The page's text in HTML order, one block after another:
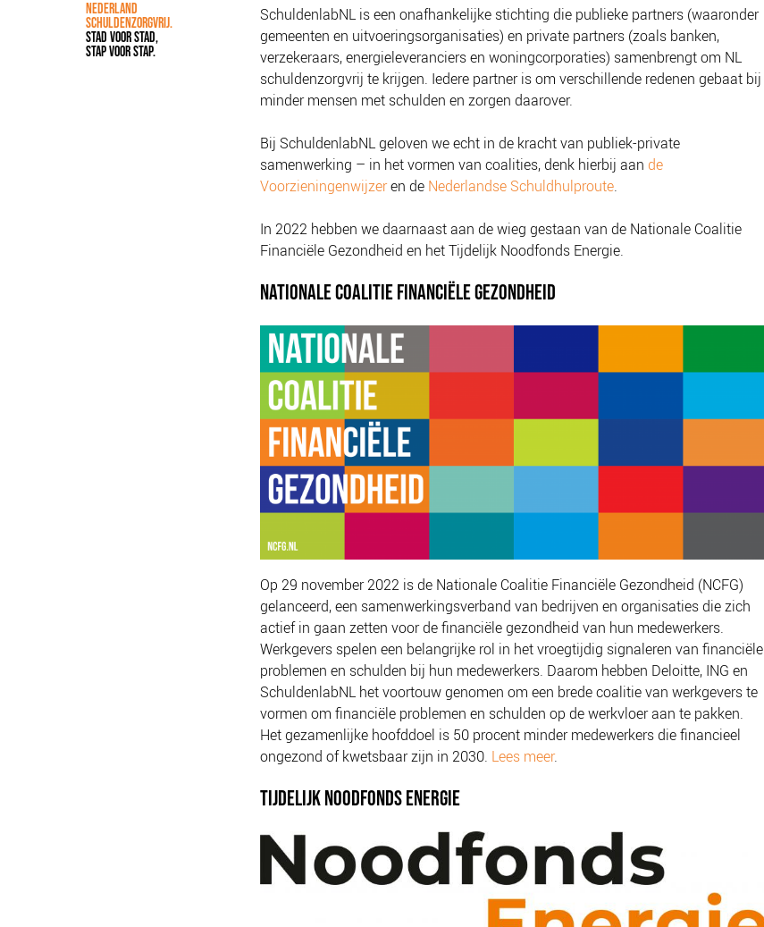
NEDERLAND
SCHULDENZORGVRIJ.
STAD VOOR STAD,
STAP VOOR STAP.
SchuldenlabNL is een onafhankelijke stichting die publieke partners (waaronder
gemeenten en uitvoeringsorganisaties) en private partners (zoals banken,
verzekeraars, energieleveranciers en woningcorporaties) samenbrengt om NL
schuldenzorgvrij te krijgen. Iedere partner is om verschillende redenen gebaat bij
minder mensen met schulden en zorgen daarover.
Bij SchuldenlabNL geloven we echt in de kracht van publiek-private
samenwerking – in het vormen van coalities, denk hierbij aan de
Voorzieningenwijzeren de Nederlandse Schuldhulproute.
In 2022 hebben we daarnaast aan de wieg gestaan van de Nationale Coalitie
Financiële Gezondheid en het Tijdelijk Noodfonds Energie.
NATIONALE COALITIE FINANCIËLE GEZONDHEID
Op 29 november 2022 is de Nationale Coalitie Financiële Gezondheid (NCFG)
gelanceerd, een samenwerkingsverband van bedrijven en organisaties die zich
actief in gaan zetten voor de financiële gezondheid van hun medewerkers.
Werkgevers spelen een belangrijke rol in het vroegtijdig signaleren van financiële
problemen en schulden bij hun medewerkers. Daarom hebben Deloitte, ING en
SchuldenlabNL het voortouw genomen om een brede coalitie van werkgevers te
vormen om financiële problemen en schulden op de werkvloer aan te pakken.
Het gezamenlijke hoofddoel is 50 procent minder medewerkers die financieel
ongezond of kwetsbaar zijn in 2030. Lees meer.
TIJDELIJK NOODFONDS ENERGIE